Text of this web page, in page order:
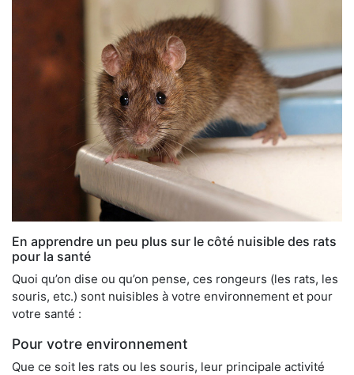
En apprendre un peu plus sur le côté nuisible des rats
pour la santé
Quoi qu’on dise ou qu’on pense, ces rongeurs (les rats, les
souris, etc.) sont nuisibles à votre environnement et pour
votre santé :
Pour votre environnement
Que ce soit les rats ou les souris, leur principale activité